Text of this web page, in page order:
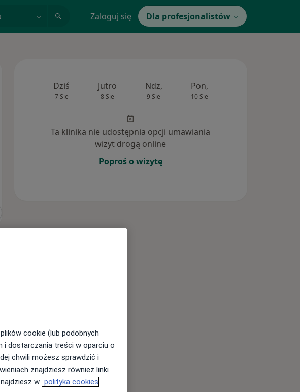
Zaloguj się Dla profesjonalistów
Dziś
7 Sie
Jutro
8 Sie
Ndz,
9 Sie
Pon,
10 Sie
Ta klinika nie udostępnia opcji umawiania
wizyt drogą online
Poproś o wizytę
cookie (lub podobnych
i dostarczania treści w oparciu o
chwili możesz sprawdzić i
znajdziesz również linki
w polityka cookies